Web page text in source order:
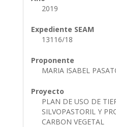
2019
Expediente SEAM
13116/18
Proponente
MARIA ISABEL
Proyecto
PLAN DE USO DE
SILVOPASTORIL Y
CARBON VEGETAL